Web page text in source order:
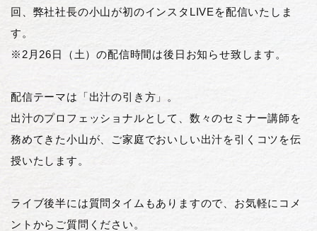
回、弊社社長の小山が初のインスタLIVEを配信いたしま
す。
※2月26日（土）の配信時間は後日お知らせ致します。
配信テーマは「出汁の引き方」。
出汁のプロフェッショナルとして、数々のセミナー講師を
務めてきた小山が、ご家庭でおいしい出汁を引くコツを伝
授いたします。
ライブ後半には質問タイムもありますので、お気軽にコメ
ントからご質問ください。